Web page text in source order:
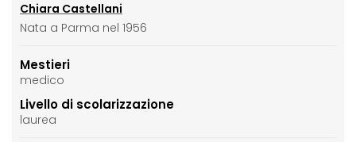
Chiara Castellani
Nata a Parma nel 1956
Mestieri
medico
Livello di scolarizzazione
laurea